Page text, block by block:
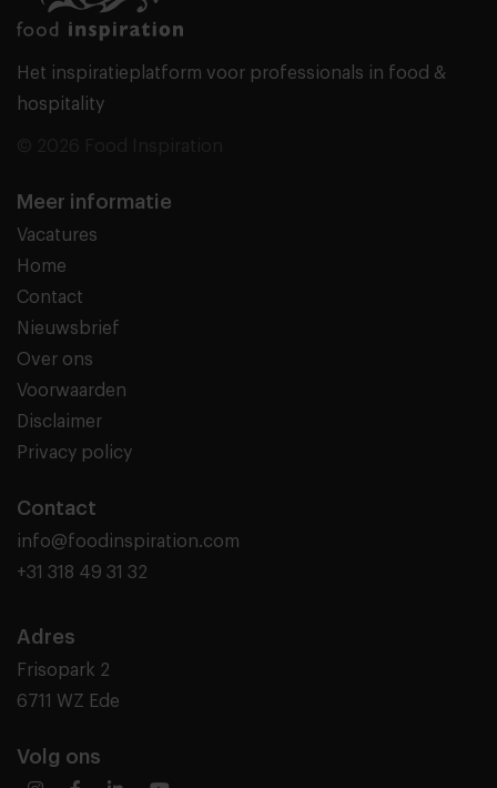
Het inspiratieplatform voor professionals in food &
hospitality
Meer informatie
Vacatures
Home
Contact
Nieuwsbrief
Over ons
Voorwaarden
Disclaimer
Privacy policy
Contact
info@foodinspiration.com
+31 318 49 31 32
Adres
Frisopark 2
6711 WZ Ede
Volg ons